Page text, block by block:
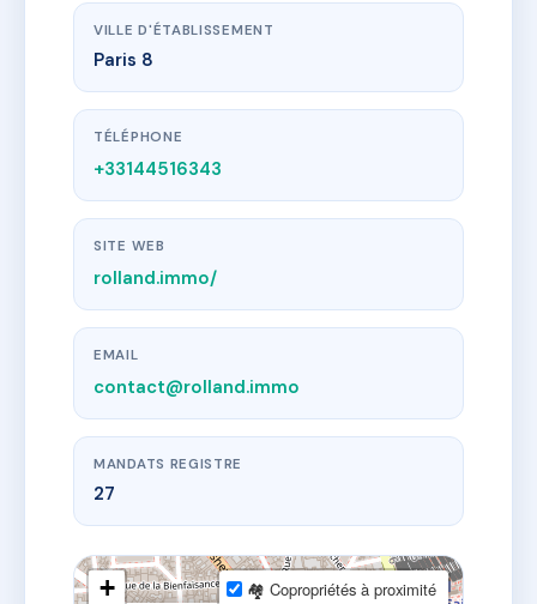
VILLE D'ÉTABLISSEMENT
Paris 8
TÉLÉPHONE
+33144516343
SITE WEB
rolland.immo/
EMAIL
contact@rolland.immo
MANDATS REGISTRE
27
+
🏘 Copropriétés à proximité